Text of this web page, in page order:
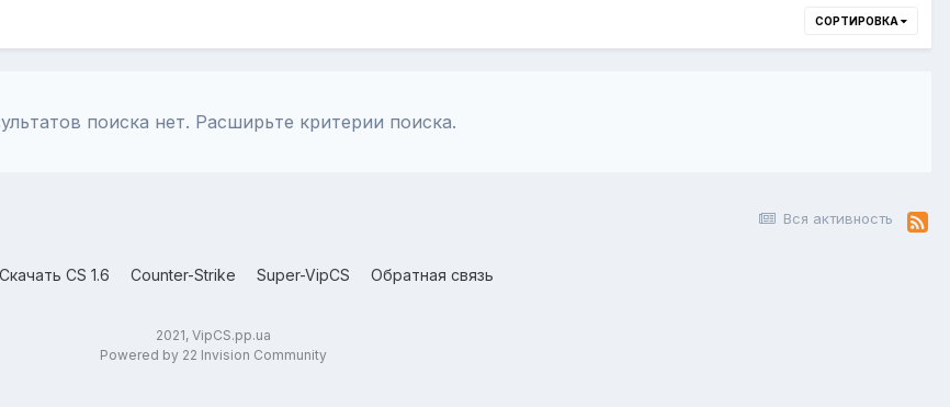
СОРТИРОВКА
поиска нет. Расширьте критерии поиска.
Вся активность
Скачать CS 1.6 Counter-Strike Super-VipCS Обратная связь
2021, VipCS.pp.ua
Powered by 22 Invision Community